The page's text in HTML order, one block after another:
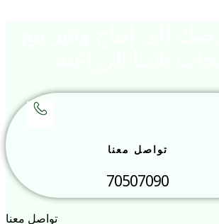
تواصل معنا
70507090
تواصل معنا